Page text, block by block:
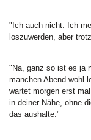
"Ich auch nicht. Ich
loszuwerden, aber
"Na, ganz so ist es ja
manchen Abend wohl
wartet morgen erst
in deiner Nähe, ohne
das aushalte."